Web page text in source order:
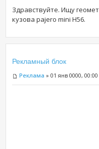
Здравствуйте. Ищу
кузова pajero mini H56.
Рекламный блок
Реклама » 01 янв 0000, 00:00